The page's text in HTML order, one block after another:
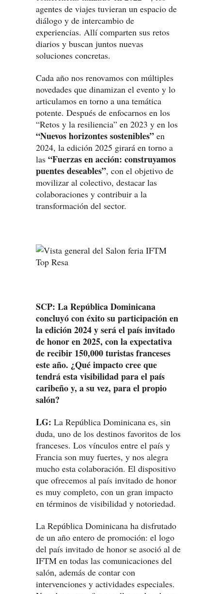
agentes de viajes tuvieran un espacio de
diálogo y de intercambio de
experiencias. Allí comparten sus retos
diarios y buscan juntos nuevas
soluciones concretas.
Cada año nos renovamos con múltiples
novedades que dinamizan el evento y lo
articulamos en torno a una temática
potente. Después de enfocarnos en los
“Retos y la resiliencia” en 2023 y en los
“Nuevos horizontes sostenibles” en
2024, la edición 2025 girará en torno a
las “Fuerzas en acción: construyamos
puentes deseables”, con el objetivo de
movilizar al colectivo, destacar las
colaboraciones y contribuir a la
transformación del sector.
SCP: La República Dominicana
concluyó con éxito su participación en
la edición 2024 y será el país invitado
de honor en 2025, con la expectativa
de recibir 150,000 turistas franceses
este año. ¿Qué impacto cree que
tendrá esta visibilidad para el país
caribeño y, a su vez, para el propio
salón?
LG: La República Dominicana es, sin
duda, uno de los destinos favoritos de los
franceses. Los vínculos entre el país y
Francia son muy fuertes, y nos alegra
mucho esta colaboración. El dispositivo
que ofrecemos al país invitado de honor
es muy completo, con un gran impacto
en términos de visibilidad y notoriedad.
La República Dominicana ha disfrutado
de un año entero de promoción: el logo
del país invitado de honor se asoció al de
IFTM en todas las comunicaciones del
salón, además de contar con
intervenciones y actividades especiales.